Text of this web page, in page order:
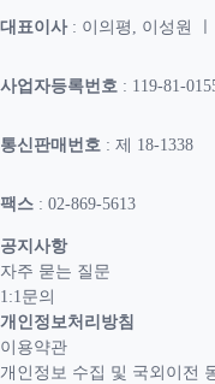
대표이사: 이의평, 이성원
사업자등록번호 : 119-81-
통신판매번호 : 제 18-1338
팩스 : 02-869-5613
공지사항
자주 묻는 질문
1:1문의
개인정보처리방침
이용약관
개인정보 수집 및 국외이전